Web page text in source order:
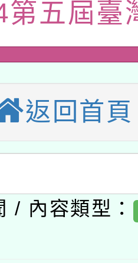
究院辦理「
位及節水達
22日(星期六
祈福系列
年度第2次
果公告(無人
共學行動站研
115年度閱讀
專業研習
人工智慧
講師名單
容與教學軟
第五屆臺
返回首頁
/ 內容類型：